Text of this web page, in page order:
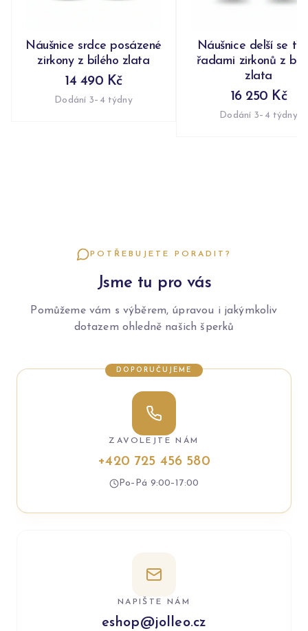
Náušnice srdce posázené
zirkony z bílého zlata
14 490 Kč
Dodání 3–4 týdny
Náušnice delší se
řadami zirkonů z
zlata
16 250 Kč
Dodání 3–4 týdny
POTŘEBUJETE PORADIT?
Jsme tu pro vás
Pomůžeme vám s výběrem, úpravou i jakýmkoliv
dotazem ohledně našich šperků
DOPORUČUJEME
ZAVOLEJTE NÁM
+420 725 456 580
Po–Pá 9:00–17:00
NAPIŠTE NÁM
eshop@jolleo.cz